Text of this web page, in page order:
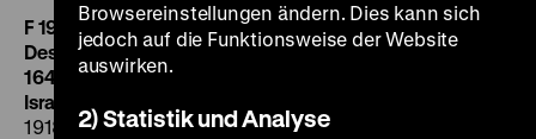
F 1919, R/B: Abel Gance, D: Romuald Joubé, Maxime
Desjardins, Séverin-Mars, Angèle Guys, Marise Dauvray,
164’
DCP,engl. ZT, mit der Begleitmusik von Robert
Israel
1918 die Dreharbeiten vonJ’accuse
Browsereinstellungen ändern. Dies kann sich
jedoch auf die Funktionsweise der Website
auswirken.
2) Statistik und Analyse